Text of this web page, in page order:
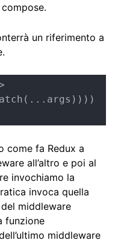
un riferimento a
come fa Redux a
all’altro e poi al
invochiamo la
invoca quella
middleware
funzione
middleware